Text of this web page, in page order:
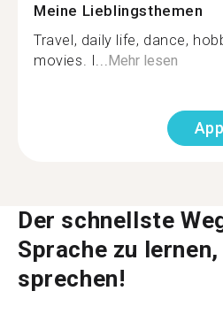
Meine Lieblingsthemen
Travel, daily life, dance,
movies. I... Mehr lesen
Der schnellste
Sprache zu
sprechen!